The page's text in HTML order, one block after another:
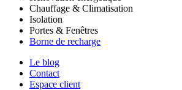
Chauffage & Climatisation
Isolation
Portes & Fenêtres
Borne de recharge
Le blog
Contact
Espace client